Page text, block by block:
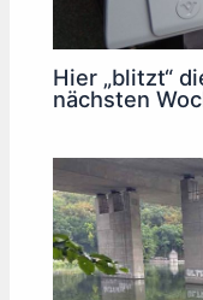
Hier „blitzt“
nächsten